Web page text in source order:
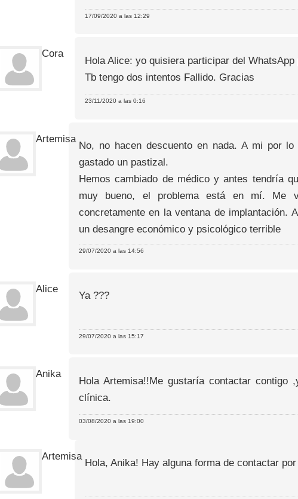
17/09/2020 a las 12:29
Cora
Hola Alice: yo quisiera participar del WhatsApp
Tb tengo dos intentos Fallido. Gracias
23/11/2020 a las 0:16
Artemisa
No, no hacen descuento en nada. A mi por
gastado un pastizal.
Hemos cambiado de médico y antes tendría
muy bueno, el problema está en mí. Me
concretamente en la ventana de implantación.
un desangre económico y psicológico terrible
29/07/2020 a las 14:56
Alice
Ya ???
29/07/2020 a las 15:17
Anika
Hola Artemisa!!Me gustaría contactar
clínica.
03/08/2020 a las 19:00
Artemisa
Hola, Anika! Hay alguna forma de contactar